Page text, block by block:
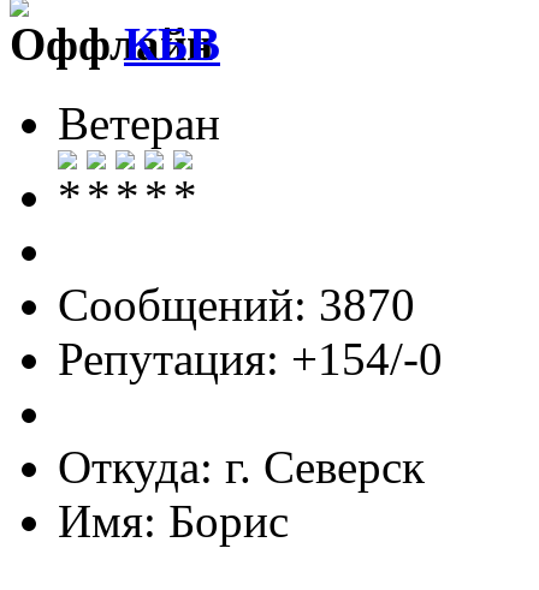
КБВ
Ветеран
Сообщений: 3870
Репутация: +154/-0
Откуда: г. Северск
Имя: Борис